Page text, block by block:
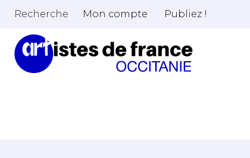
Recherche Mon compte Publiez !